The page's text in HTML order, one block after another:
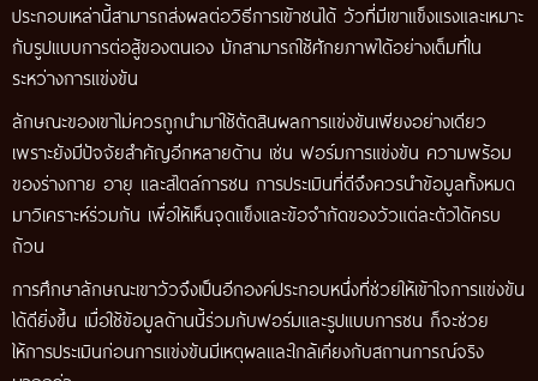
ประกอบเหล่านี้สามารถส่งผลต่อวิธีการเข้าชนได้ วัวที่มีเขาแข็งแรงและเหมาะ
กับรูปแบบการต่อสู้ของตนเอง มักสามารถใช้ศักยภาพได้อย่างเต็มที่ใน
ระหว่างการแข่งขัน
ลักษณะของเขาไม่ควรถูกนำมาใช้ตัดสินผลการแข่งขันเพียงอย่างเดียว
เพราะยังมีปัจจัยสำคัญอีกหลายด้าน เช่น ฟอร์มการแข่งขัน ความพร้อม
ของร่างกาย อายุ และสไตล์การชน การประเมินที่ดีจึงควรนำข้อมูลทั้งหมด
มาวิเคราะห์ร่วมกัน เพื่อให้เห็นจุดแข็งและข้อจำกัดของวัวแต่ละตัวได้ครบ
ถ้วน
การศึกษาลักษณะเขาวัวจึงเป็นอีกองค์ประกอบหนึ่งที่ช่วยให้เข้าใจการแข่งขัน
ได้ดียิ่งขึ้น เมื่อใช้ข้อมูลด้านนี้ร่วมกับฟอร์มและรูปแบบการชน ก็จะช่วย
ให้การประเมินก่อนการแข่งขันมีเหตุผลและใกล้เคียงกับสถานการณ์จริง